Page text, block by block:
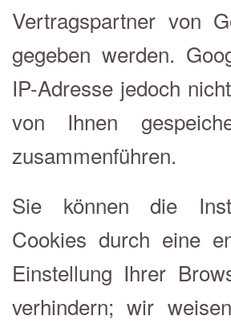
Vertragspartner von
gegeben werden.
IP-Adresse jedoch
von Ihnen
zusammenführen.
Sie können die
Cookies durch eine
Einstellung Ihrer
verhindern; wir